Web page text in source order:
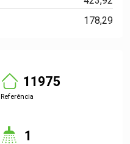
178,29
11975
Referência
1